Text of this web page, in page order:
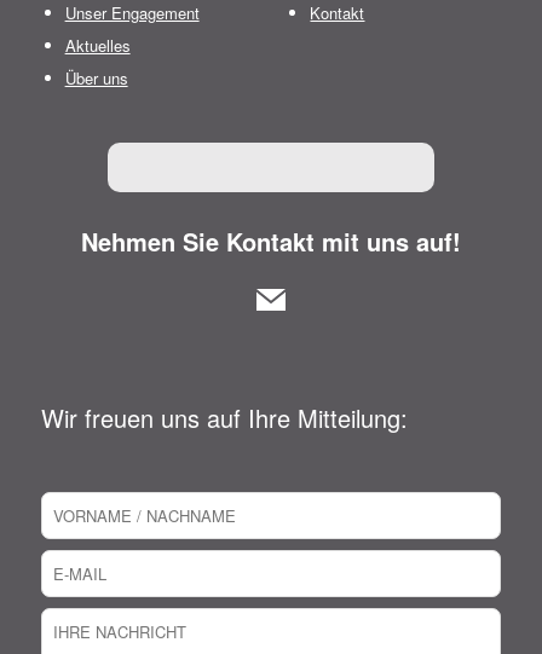
Unser Engagement
Aktuelles
Über uns
Kontakt
Nehmen Sie Kontakt mit uns auf!
Wir freuen uns auf Ihre Mitteilung: